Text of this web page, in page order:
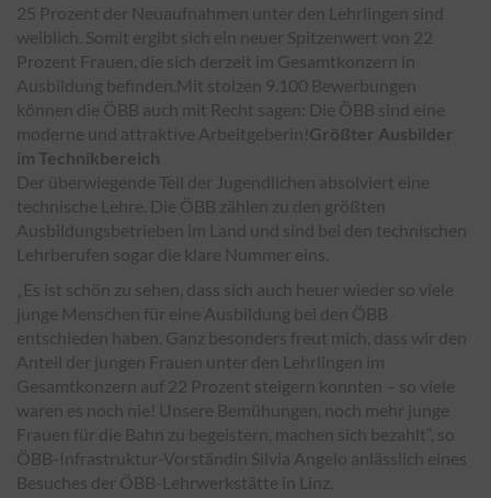
25 Prozent der Neuaufnahmen unter den Lehrlingen sind
weiblich. Somit ergibt sich ein neuer Spitzenwert von 22
Prozent Frauen, die sich derzeit im Gesamtkonzern in
Ausbildung befinden.Mit stolzen 9.100 Bewerbungen
können die ÖBB auch mit Recht sagen: Die ÖBB sind eine
moderne und attraktive Arbeitgeberin!Größter Ausbilder
im Technikbereich
Der überwiegende Teil der Jugendlichen absolviert eine
technische Lehre. Die ÖBB zählen zu den größten
Ausbildungsbetrieben im Land und sind bei den technischen
Lehrberufen sogar die klare Nummer eins.
„Es ist schön zu sehen, dass sich auch heuer wieder so viele
junge Menschen für eine Ausbildung bei den ÖBB
entschieden haben. Ganz besonders freut mich, dass wir den
Anteil der jungen Frauen unter den Lehrlingen im
Gesamtkonzern auf 22 Prozent steigern konnten – so viele
waren es noch nie! Unsere Bemühungen, noch mehr junge
Frauen für die Bahn zu begeistern, machen sich bezahlt“, so
ÖBB-Infrastruktur-Vorständin Silvia Angelo anlässlich eines
Besuches der ÖBB-Lehrwerkstätte in Linz.